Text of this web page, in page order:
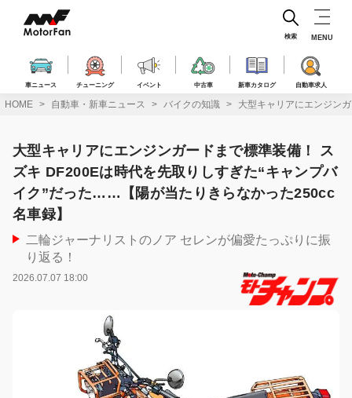
ス
車ニュース チューニング イベント 中古車 新車カタログ 自動車求人
検索 MENU
HOME 自動車・新車ニュース バイクの知識 大型キャリアにエンジン
大型キャリアにエンジンガードまで標準装備！ ス
ズキ DF200Eは時代を先取りしすぎた“キャンプバ
イク”だった……【陽が当たりきらなかった250cc
名車録】
二輪ジャーナリストのノア セレンが偏愛たっぷりに振
り返る！
2026.07.07 18:00